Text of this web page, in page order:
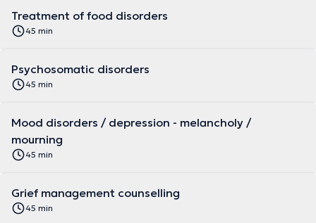
Treatment of food disorders
45 min
Psychosomatic disorders
45 min
Mood disorders / depression - melancholy /
mourning
45 min
Grief management counselling
45 min